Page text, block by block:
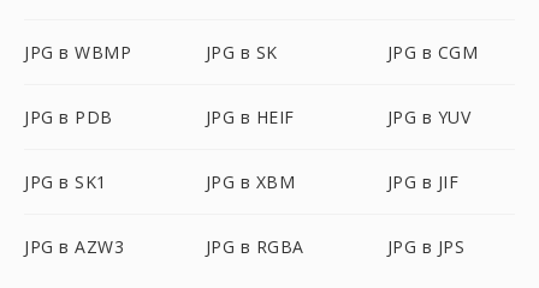
JPG в WBMP JPG в SK JPG в CGM
JPG в PDB JPG в HEIF JPG в YUV
JPG в SK1 JPG в XBM JPG в JIF
JPG в AZW3 JPG в RGBA JPG в JPS